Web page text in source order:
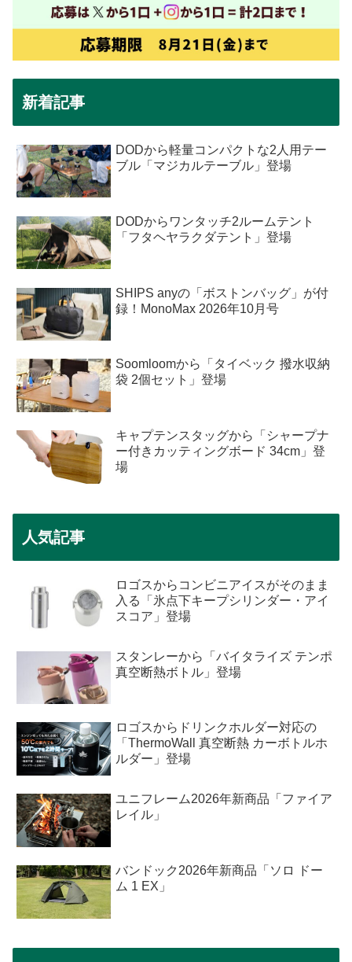
新着記事
DODから軽量コンパクトな2人用テー
ブル「マジカルテーブル」登場
DODからワンタッチ2ルームテント
「フタヘヤラクダテント」登場
SHIPS anyの「ボストンバッグ」が付
録！MonoMax 2026年10月号
Soomloomから「タイベック 撥水収納
袋 2個セット」登場
キャプテンスタッグから「シャープナ
ー付きカッティングボード 34cm」登
場
人気記事
ロゴスからコンビニアイスがそのまま
入る「氷点下キープシリンダー・アイ
スコア」登場
スタンレーから「バイタライズ テンポ
真空断熱ボトル」登場
ロゴスからドリンクホルダー対応の
「ThermoWall 真空断熱 カーボトルホ
ルダー」登場
ユニフレーム2026年新商品「ファイア
レイル」
バンドック2026年新商品「ソロ ドー
ム 1 EX」